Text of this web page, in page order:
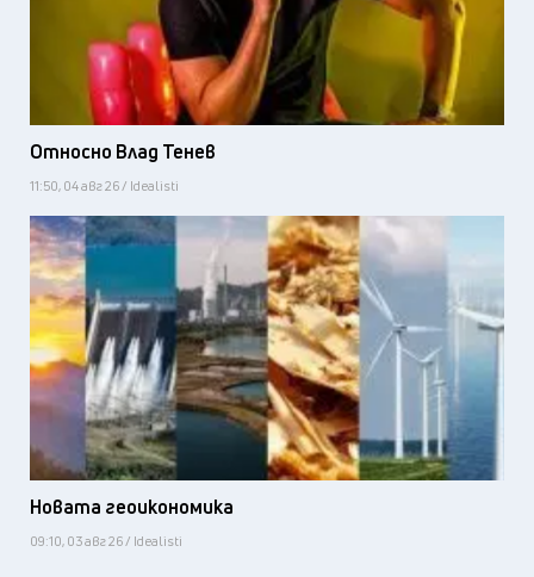
Относно Влад Тенев
11:50, 04 авг 26 / Idealisti
Новата геоикономика
09:10, 03 авг 26 / Idealisti